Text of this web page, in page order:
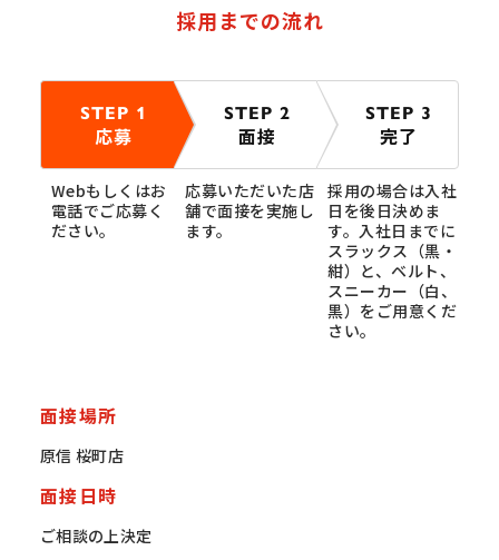
採用までの流れ
STEP 1
応募
Webもしくはお
電話でご応募く
ださい。
STEP 2
面接
応募いただいた店
舗で面接を実施し
ます。
STEP 3
完了
採用の場合は入社
日を後日決めま
す。入社日までに
スラックス（黒・
紺）と、ベルト、
スニーカー（白、
黒）をご用意くだ
さい。
面接場所
原信 桜町店
面接日時
ご相談の上決定